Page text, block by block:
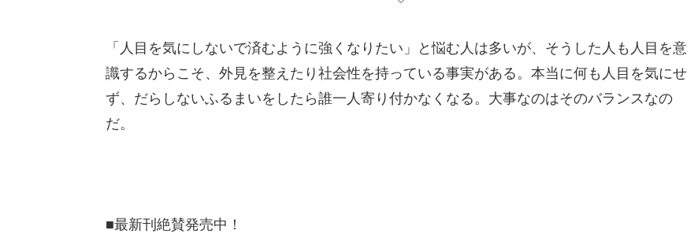
「人目を気にしないで済むように強くなりたい」と悩む人は多いが、そうした人も人目を意
識するからこそ、外見を整えたり社会性を持っている事実がある。本当に何も人目を気にせ
ず、だらしないふるまいをしたら誰一人寄り付かなくなる。大事なのはそのバランスなの
だ。
■最新刊絶賛発売中！